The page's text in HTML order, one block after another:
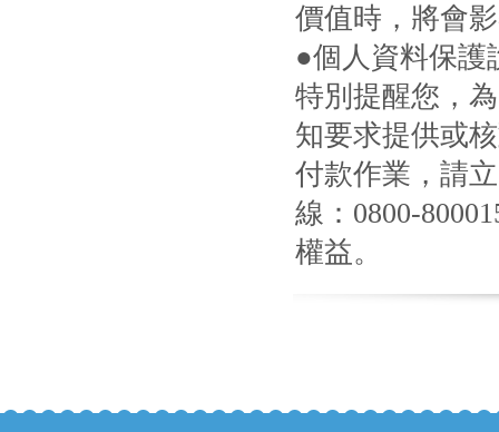
價值時，將會
●個人資料保護
特別提醒您，
知要求提供或
付款作業，請
線：0800-
權益。